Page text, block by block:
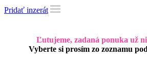
Pridať inzerát
Ľutujeme, zadaná ponuka už
Vyberte si prosím zo zoznamu